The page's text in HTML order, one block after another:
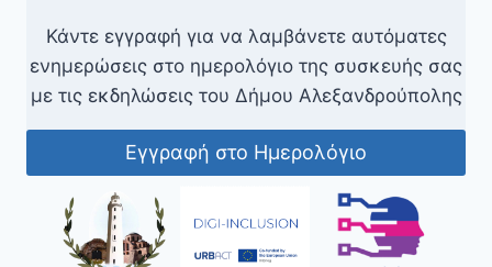
Κάντε εγγραφή για να λαμβάνετε αυτόματες
ενημερώσεις στο ημερολόγιο της συσκευής σας
με τις εκδηλώσεις του Δήμου Αλεξανδρούπολης
Εγγραφή στο Ημερολόγιο